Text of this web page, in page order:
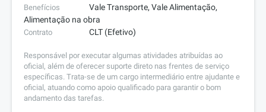
Benefícios
Vale Transporte, Vale Alimentação,
Alimentação na obra
Contrato CLT (Efetivo)
Responsável por executar algumas atividades atribuídas ao
oficial, além de oferecer suporte direto nas frentes de serviço
específicas. Trata-se de um cargo intermediário entre ajudante e
oficial, atuando como apoio qualificado para garantir o bom
andamento das tarefas.